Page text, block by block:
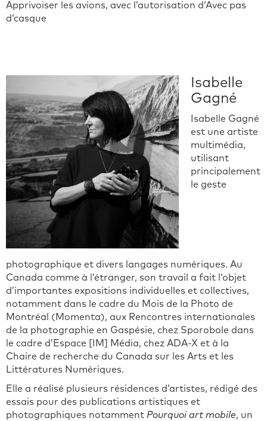
Apprivoiser les avions, avec l’autorisation d’Avec pas
d’casque
Isabelle
Gagné
Isabelle Gagné
est une artiste
multimédia,
utilisant
principalement
le geste
photographique et divers langages numériques. Au
Canada comme à l’étranger, son travail a fait l’objet
d’importantes expositions individuelles et collectives,
notamment dans le cadre du Mois de la Photo de
Montréal (Momenta), aux Rencontres internationales
de la photographie en Gaspésie, chez Sporobole dans
le cadre d’Espace [IM] Média, chez ADA-X et à la
Chaire de recherche du Canada sur les Arts et les
Littératures Numériques.
Elle a réalisé plusieurs résidences d’artistes, rédigé des
essais pour des publications artistiques et
photographiques notamment Pourquoi art mobile, un